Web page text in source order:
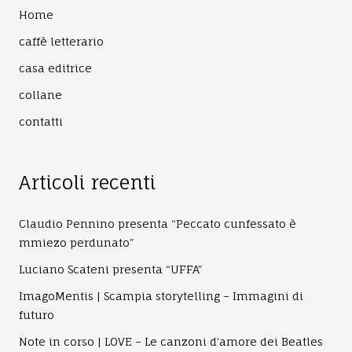
Home
caffè letterario
casa editrice
collane
contatti
Articoli recenti
Claudio Pennino presenta “Peccato cunfessato è
mmiezo perdunato”
Luciano Scateni presenta “UFFA”
ImagoMentis | Scampia storytelling – Immagini di
futuro
Note in corso | LOVE – Le canzoni d’amore dei Beatles